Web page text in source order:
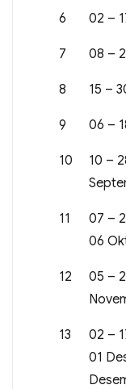
6 02 –
7 08 –
8 15 –
9 06 –
10
10 –
11
07 –
06
12
05 –
13
02 –
01